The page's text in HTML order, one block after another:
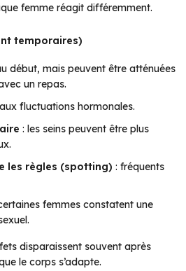
femme réagit différemment.
temporaires)
début, mais peuvent être atténuées
un repas.
fluctuations hormonales.
: les seins peuvent être plus
les règles (spotting) : fréquents
femmes constatent une
disparaissent souvent après
le corps s’adapte.